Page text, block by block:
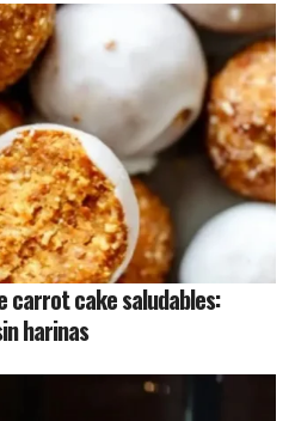
carrot cake saludables:
harinas